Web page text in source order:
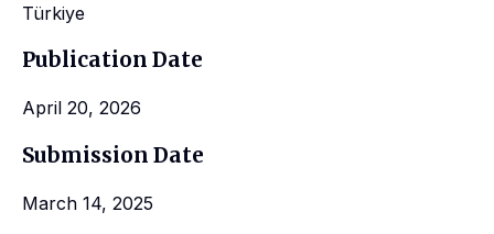
Türkiye
Publication Date
April 20, 2026
Submission Date
March 14, 2025